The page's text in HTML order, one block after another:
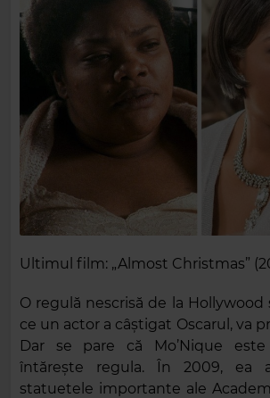
Ultimul film: „Almost Christmas”
O regulă nescrisă de la Hollywood
ce un actor a câștigat Oscarul, va
Dar se pare că Mo’Nique
întărește regula. În 2009, ea
statuetele importante ale